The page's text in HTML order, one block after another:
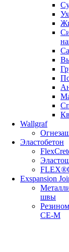
Wallgraf
Эластобетон
Exspansion
швы
СЕ-М